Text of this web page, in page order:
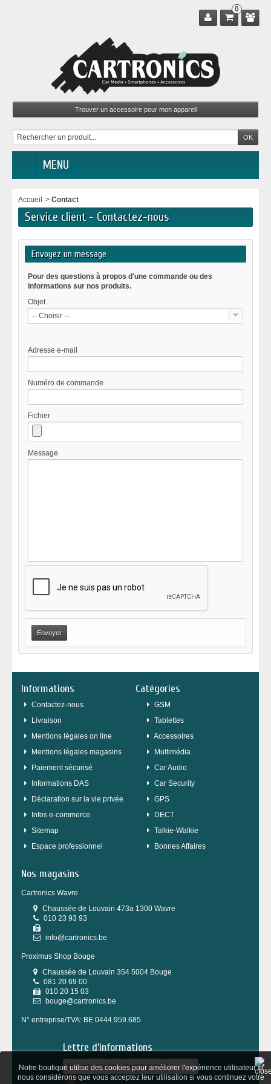
0
MENU
Notre boutique utilise des cookies pour améliorer l'expérience utilisateur et
nous considérons que vous acceptez leur utilisation si vous continuez votre
Accueil > Contact
Service client - Contactez-nous
Envoyez un message
Pour des questions à propos d'une commande ou des
informations sur nos produits.
Objet
-- Choisir --
Adresse e-mail
Numéro de commande
Fichier
Message
Informations
Contactez-nous
Livraison
Mentions légales on line
Mentions légales magasins
Paiement sécurisé
Informations DAS
Déclaration sur la vie privée
Infos e-commerce
sitemap
Espace professionnel
Catégories
GSM
Tablettes
Accessoires
Multimédia
Car Audio
Car Security
GPS
DECT
Talkie-Walkie
Bonnes Affaires
Nos magasins
Cartronics Wavre
Chaussée de Louvain 473a 1300 Wavre
010 23 93 93
info@cartronics.be
Proximus Shop Bouge
Chaussée de Louvain 354 5004 Bouge
081 20 69 00
010 20 15 03
bouge@cartronics.be
N° entreprise/TVA: BE 0444.959.685
Lettre d'informations
ok